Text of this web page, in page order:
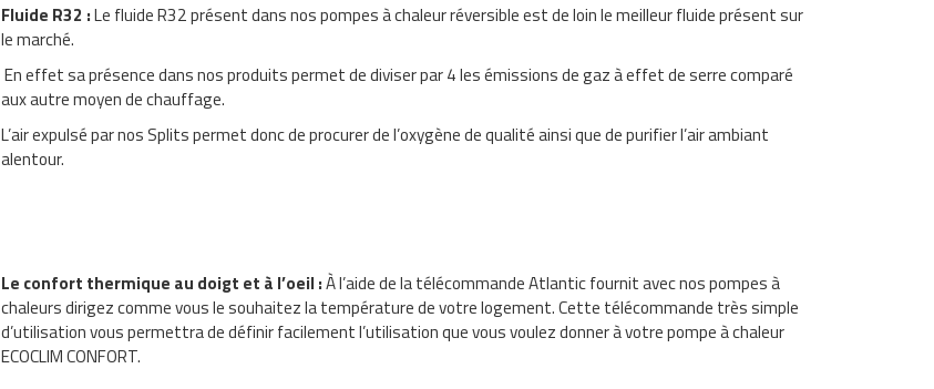
Fluide R32 :Le fluide R32 présent dans nos pompes à chaleur réversible est de loin le meilleur fluide présent sur
le marché.
En effet sa présence dans nos produits permet de diviser par 4 les émissions de gaz à effet de serre comparé
aux autre moyen de chauffage.
L’air expulsé par nos Splits permet donc de procurer de l’oxygène de qualité ainsi que de purifier l’air ambiant
alentour.
Le confort thermique au doigt et à l’oeil :À l’aide de la télécommande Atlantic fournit avec nos pompes à
chaleurs dirigez comme vous le souhaitez la température de votre logement. Cette télécommande très simple
d’utilisation vous permettra de définir facilement l’utilisation que vous voulez donner à votre pompe à chaleur
ECOCLIM CONFORT.